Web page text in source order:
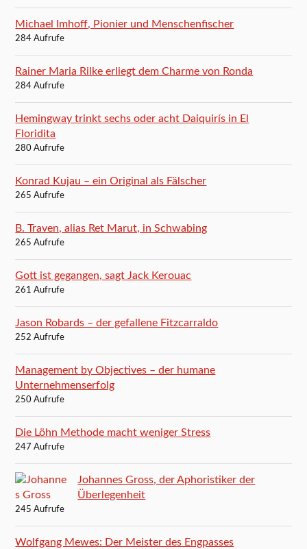
Michael Imhoff, Pionier und Menschenfischer
284 Aufrufe
Rainer Maria Rilke erliegt dem Charme von Ronda
284 Aufrufe
Hemingway trinkt sechs oder acht Daiquirís in El
Floridita
280 Aufrufe
Konrad Kujau – ein Original als Fälscher
265 Aufrufe
B. Traven, alias Ret Marut, in Schwabing
265 Aufrufe
Gott ist gegangen, sagt Jack Kerouac
261 Aufrufe
Jason Robards – der gefallene Fitzcarraldo
252 Aufrufe
Management by Objectives – der humane
Unternehmenserfolg
250 Aufrufe
Die Löhn Methode macht weniger Stress
247 Aufrufe
Johannes Gross, der Aphoristiker der
Überlegenheit
245 Aufrufe
Wolfgang Mewes: Der Meister des Engpasses